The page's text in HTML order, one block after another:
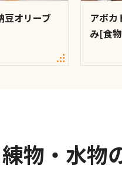
豆オリーブ
アボカ
み[食
物・水物